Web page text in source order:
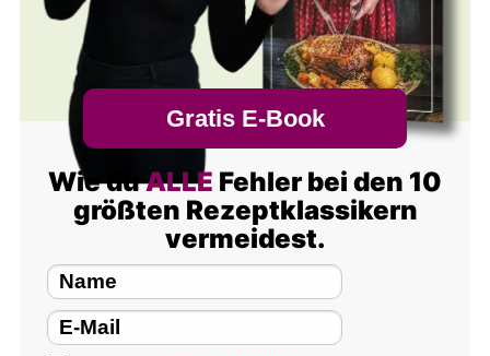
Gratis E-Book
Wie duALLE Fehler bei den 10
größten Rezeptklassikern
vermeidest.